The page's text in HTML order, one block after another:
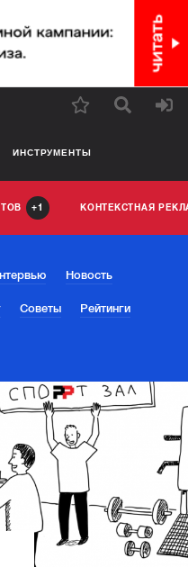
ИНСТРУМЕНТЫ
1 КОНТЕКСТНАЯ
Новость
Советы Рейтинги